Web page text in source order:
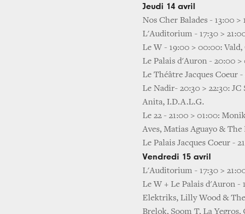
Jeudi 14 avril
Nos Cher Balades - 13:00 >
L'Auditorium - 17:30 >
Le W - 19:00 > 00:00:
Le Palais d'Auron - 20:00
Le Théâtre Jacques Coeur
Le Nadir- 20:30 > 22:30:
Anita, I.D.A.L.G.
Le 22 - 21:00 > 01:00:
Aves, Matias Aguayo &
Le Palais Jacques Coeur -
Vendredi 15 avril
L'Auditorium - 17:30 >
Le W + Le Palais d'Auron -
Elektriks, Lilly Wood &
Brelok, Soom T, La Yegros,